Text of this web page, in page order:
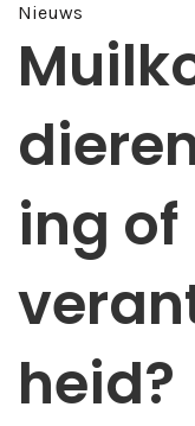
Nieuws
ing of
heid?